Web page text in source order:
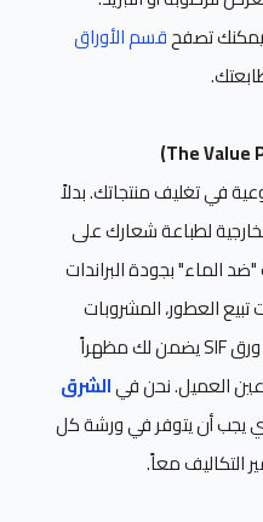
يمكنك تصفحقسم الأوراق
في تغليف منتجاتك. بدلاً
لطباعة شعارك على
الماء" بجودة البراندات
العطور، المشروبات
الباردة، أو توزيعات المناسبات، فإن ورق SIF يضمن لك مظهراً
العميل. نحن فيالشرق
يجب أن يتوفر في ورشة كل
التكاليف معاً.